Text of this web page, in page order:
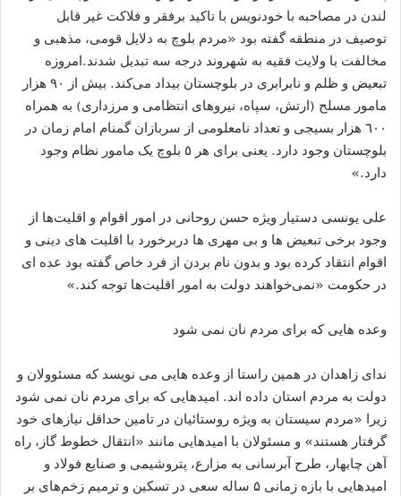
لندن در مصاحبه با خودنویس با تاکید برفقر و فلاکت غیر قابل
توصیف در منطقه گفته بود «مردم بلوچ به دلایل قومی، مذهبی و
مخالفت با ولایت فقیه به شهروند درجه سه تبدیل شدند.امروزه
تبعیض و ظلم و نابرابری در بلوچستان بیداد می‌کند. بیش از ٩٠ هزار
مامور مسلح (ارتش، سپاه، نیروهای انتظامی و مرزداری) به همراه
٦٠٠ هزار بسیجی و تعداد نامعلومی از سربازان گمنام امام زمان در
بلوچستان وجود دارد. یعنی برای هر ٥ بلوچ یک مامور نظام وجود
دارد.»
علی یونسی دستیار ویژه حسن روحانی در امور اقوام و اقلیت‌ها از
وجود برخی تبعیض ها و بی مهری ها دربرخورد با اقلیت های دینی و
اقوام انتقاد کرده بود و بدون نام بردن از فرد خاص گفته بود عده ای
در حکومت «نمی‌خواهند دولت به امور اقلیت‌ها توجه کند.»
وعده هایی که برای مردم نان نمی شود
ندای زاهدان در همین راستا از وعده هایی می نویسد که مسئوولان و
دولت به مردم استان داده اند. امیدهایی که برای مردم نان نمی شود
زیرا «مردم سیستان به ویژه روستائیان در تامین حداقل نیازهای خود
گرفتار هستند» و مسئولان با امیدهایی مانند «انتقال خطوط گاز، راه
آهن چابهار، طرح آبرسانی به مزارع، پتروشیمی و صنایع فولاد و
امیدهایی با بازه زمانی ۵ ساله سعی در تسکین و ترمیم زخم‌های بر